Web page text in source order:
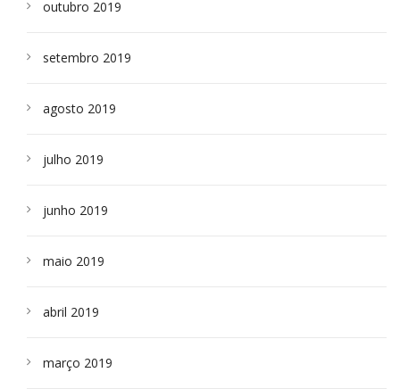
outubro 2019
setembro 2019
agosto 2019
julho 2019
junho 2019
maio 2019
abril 2019
março 2019